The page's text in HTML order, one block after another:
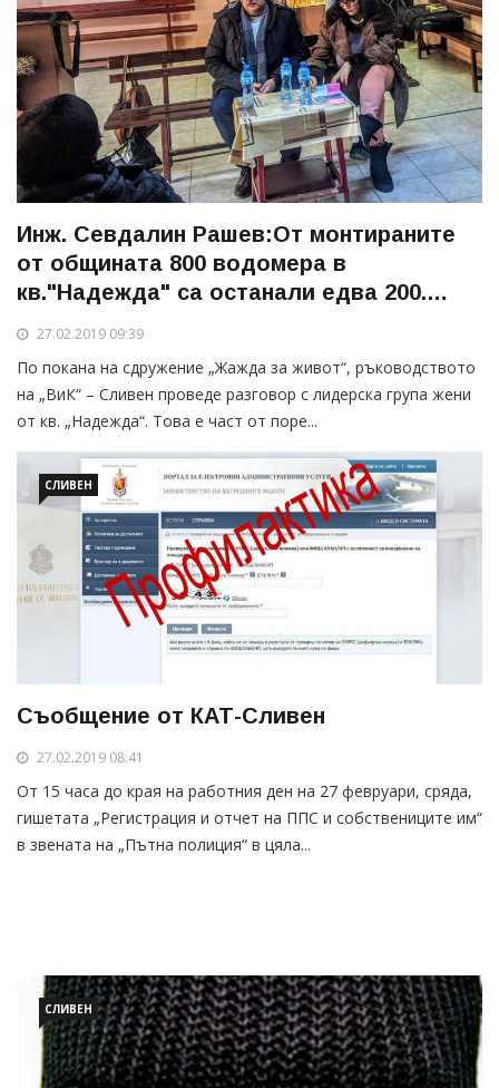
Инж. Севдалин Рашев:От монтираните
от общината 800 водомера в
кв."Надежда" са останали едва 200.
27.02.2019 09:39
По покана на сдружение „Жажда за живот“, ръководството
на „ВиК“ – Сливен проведе разговор с лидерска група жени
от кв. „Надежда“. Това е част от поре...
СЛИВЕН
Съобщение от КАТ-Сливен
27.02.2019 08:41
От 15 часа до края на работния ден на 27 февруари, сряда,
гишетата „Регистрация и отчет на ППС и собствениците им“
в звената на „Пътна полиция“ в цяла...
СЛИВЕН